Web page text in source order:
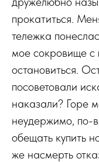
прокатиться.
тележка
мое сокровище с
остановиться.
посоветовали
наказали? Горе
неудержимо, по-
обещать купить
же насмерть